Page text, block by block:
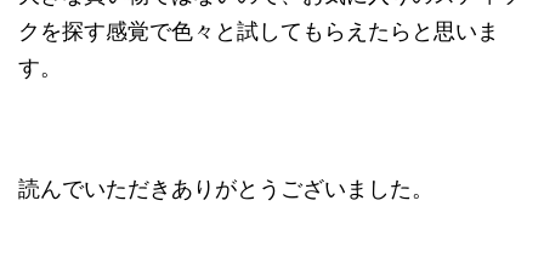
クを探す感覚で色々と試してもらえたらと思いま
す。
読んでいただきありがとうございました。